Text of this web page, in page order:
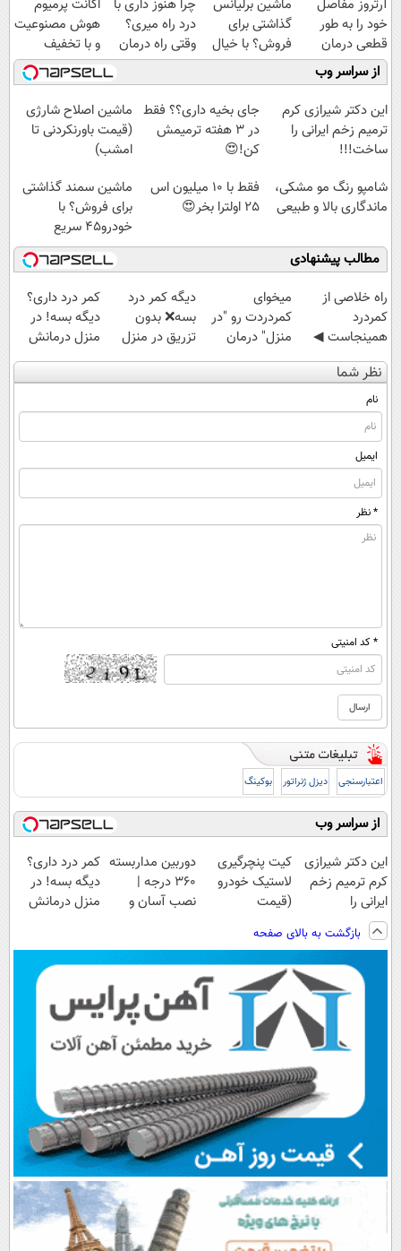
آرتروز مفاصل
خود را به طور
قطعی درمان
کنید!
◗پرسش‌نامه◖
ماشین برلیانس
گذاشتی برای
فروش؟ با خیال
راحت بفروش
چرا هنوز داری با
درد راه میری؟
وقتی راه درمان
جلو پاته!
اکانت پرمیوم
هوش مصنوعیت
و با تخفیف
بگیر!!!دریافت
تخفیف👇👇
از سراسر وب
این دکتر شیرازی کرم
ترمیم زخم ایرانی را
ساخت!!!
جای بخیه داری؟؟ فقط
در 3 هفته ترمیمش
کن!😍
ماشین اصلاح شارژی
(قیمت باورنکردنی تا
امشب)
شامپو رنگ مو مشکی،
ماندگاری بالا و طبیعی
فقط با 10 میلیون اس
25 اولترا بخر😍
ماشین سمند گذاشتی
برای فروش؟ با
خودرو45 سریع
بفروش
مطالب پیشنهادی
‌راه خلاصی از
کمردرد
همینجاست ◀
فقط کافیه فرم
رو پر کنی!
میخوای
کمردردت رو "در
منزل" درمان
کنی؟ (◂فیلم +
◂پرسش‌نامه)
دیگه کمر درد
بسه❌ بدون
تزریق در منزل
درمانش کن✅
◀پرسش‌نامه پر
کمر درد داری؟
دیگه بسه! در
منزل درمانش
کن
(◀پرسش‌نامه)
نظر شما
نام
ایمیل
* نظر
* کد امنیتی
اعتبارسنجی دیزل ژنراتور بوکینگ
از سراسر وب
این دکتر شیرازی
کرم ترمیم زخم
ایرانی را
ساخت!!!
کیت پنچرگیری
لاستیک خودرو
(قیمت
دوربین مداربسته
360 درجه |
نصب آسان و
کمر درد داری؟
دیگه بسه! در
منزل درمانش
بازگشت به بالای صفحه